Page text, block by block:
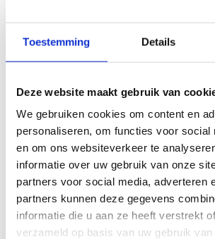
Toestemming Details
Deze website maakt gebruik van
We gebruiken cookies om content en
personaliseren, om functies voor social
en om ons websiteverkeer te
informatie over uw gebruik van onze
partners voor social media, adverteren
partners kunnen deze gegevens
informatie die u aan ze heeft verstrekt
verzameld op basis van uw gebruik
2 polyvalente grasterreinen
Voor recreatief gebruik
Voetbaldoelen
Reserveer een
polyvalent
terrein